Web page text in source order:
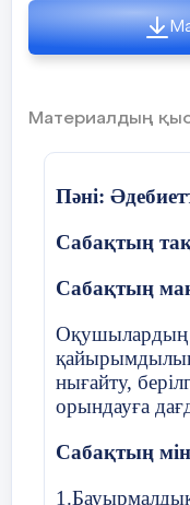
дарыту
Пәнаралық
байланыстар
АКТ
дағдылары
Бастапқы
Материалдың
Пәні:
Сабақтың
Сабақтың
Оқушылардың
нығайту,
орындауға
Сабақтың